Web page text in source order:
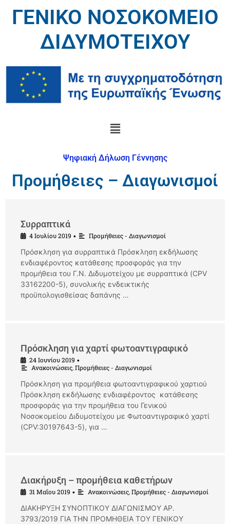
ΓΕΝΙΚΟ ΝΟΣΟΚΟΜΕΙΟ
ΔΙΔΥΜΟΤΕΙΧΟΥ
Ψηφιακή Δήλωση Γέννησης
Προμήθειες – Διαγωνισμοί
Συρραπτικά
4 Ιουλίου 2019 • Προμήθειες - Διαγωνισμοί
Πρόσκληση για συρραπτικά Πρόσκληση εκδήλωσης
ενδιαφέροντος κατάθεσης προσφοράς για την
προμήθεια του Γ.Ν. Διδυμοτείχου με συρραπτικά (CPV
33162200-5), συνολικής ενδεικτικής
προϋπολογισθείσας δαπάνης …
Πρόσκληση για χαρτί φωτοαντιγραφικό
24 Ιουνίου 2019 •
Ανακοινώσεις,Προμήθειες - Διαγωνισμοί
Πρόσκληση για προμήθεια φωτοαντιγραφικού χαρτιού
Πρόσκληση εκδήλωσης ενδιαφέροντος κατάθεσης
προσφοράς για την προμήθεια του Γενικού
Νοσοκομείου Διδυμοτείχου με Φωτοαντιγραφικό χαρτί
(CPV:30197643-5), για …
Διακήρυξη – προμήθεια καθετήρων
31 Μαΐου 2019 • Ανακοινώσεις,Προμήθειες - Διαγωνισμοί
ΔΙΑΚΗΡΥΞΗ ΣΥΝΟΠΤΙΚΟΥ ΔΙΑΓΩΝΙΣΜΟΥ ΑΡ.
3793/2019 ΓΙΑ ΤΗΝ ΠΡΟΜΗΘΕΙΑ ΤΟΥ ΓΕΝΙΚΟΥ